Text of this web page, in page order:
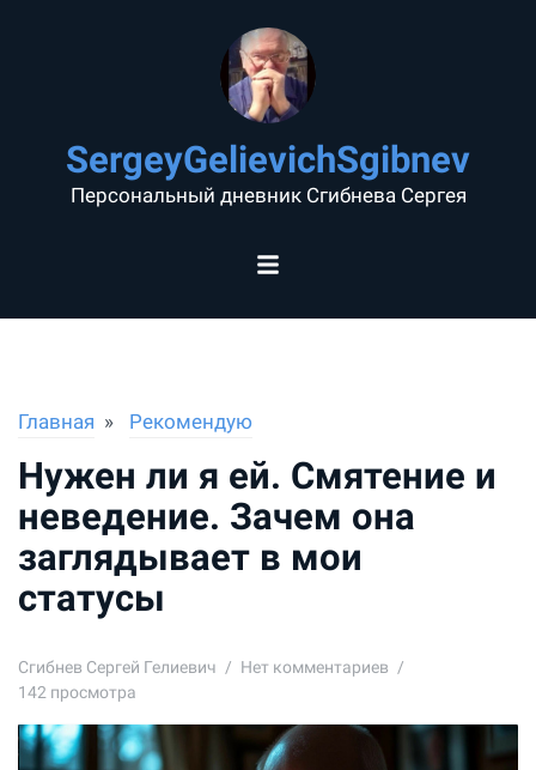
SergeyGelievichSgibnev
Персональный дневник Сгибнева Сергея
Главная Рекомендую
Нужен ли я ей. Смятение и
неведение. Зачем она
заглядывает в мои
статусы
Сгибнев Сергей Гелиевич
Нет комментариев
142 просмотра